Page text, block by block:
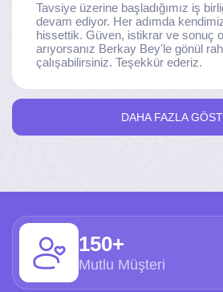
Tavsiye üzerine başladığımız iş
devam ediyor. Her adımda
hissettik. Güven, istikrar ve sonuç
arıyorsanız Berkay Bey'le gönül
çalışabilirsiniz. Teşekkür ederiz.
DAHA FAZLA
150+
Mutlu Müşteri